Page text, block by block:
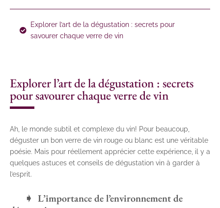
Explorer l’art de la dégustation : secrets pour
savourer chaque verre de vin
Explorer l’art de la dégustation : secrets
pour savourer chaque verre de vin
Ah, le monde subtil et complexe du vin! Pour beaucoup,
déguster un bon verre de vin rouge ou blanc est une véritable
poésie. Mais pour réellement apprécier cette expérience, il y a
quelques astuces et conseils de dégustation vin à garder à
l’esprit.
L’importance de l’environnement de